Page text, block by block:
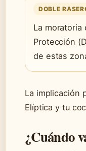
DOBLE
La moratoria
Protección
de estas
La implicación
Elíptica y tu
¿Cuándo